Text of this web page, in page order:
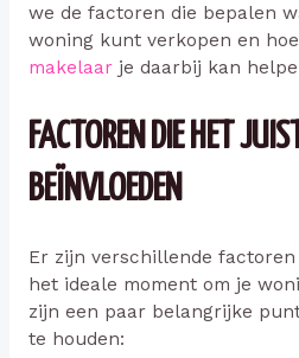
we de factoren die bepalen
woning kunt verkopen en
makelaarje daarbij kan
FACTOREN DIE HET
BEÏNVLOEDEN
Er zijn verschillende
het ideale moment om je
zijn een paar belangrijke
te houden: